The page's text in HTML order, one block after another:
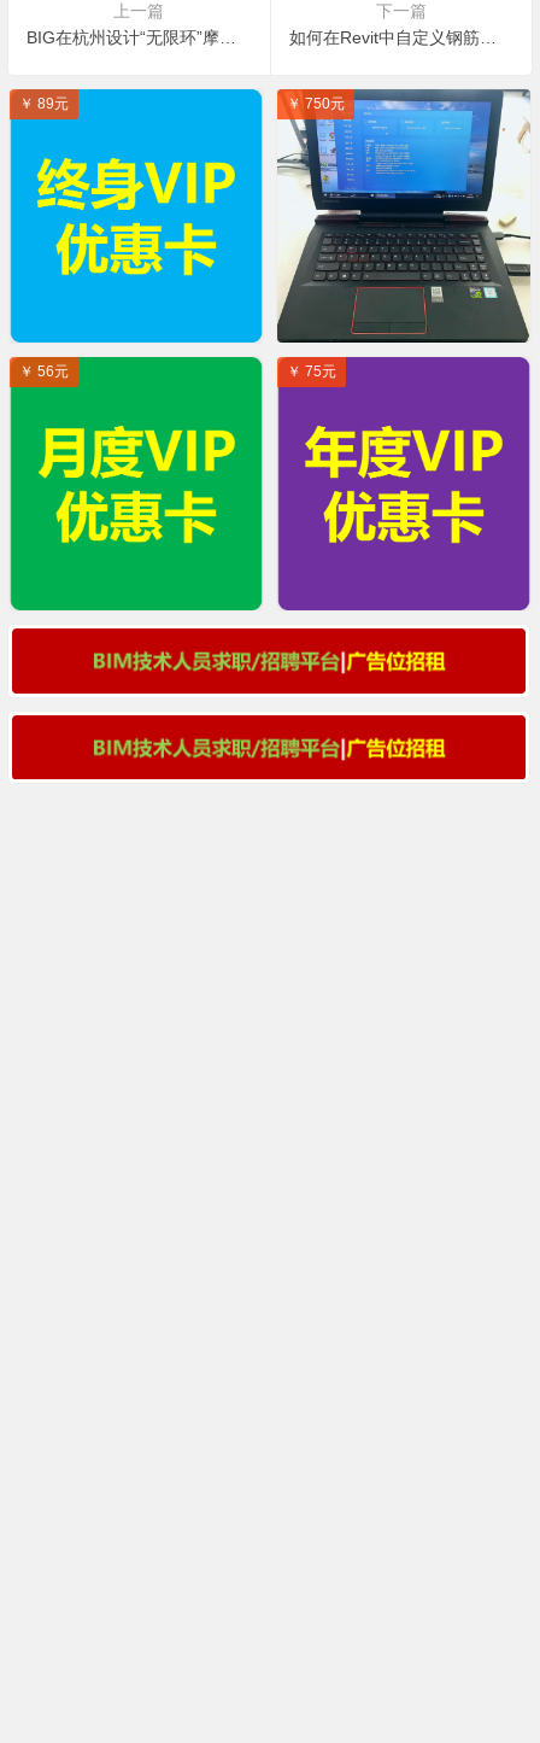
上一篇
BIG在杭州设计“无限环”摩天大楼
下一篇
如何在Revit中自定义钢筋的颜色？
￥ 89元 ￥ 750元
￥ 56元 ￥ 75元